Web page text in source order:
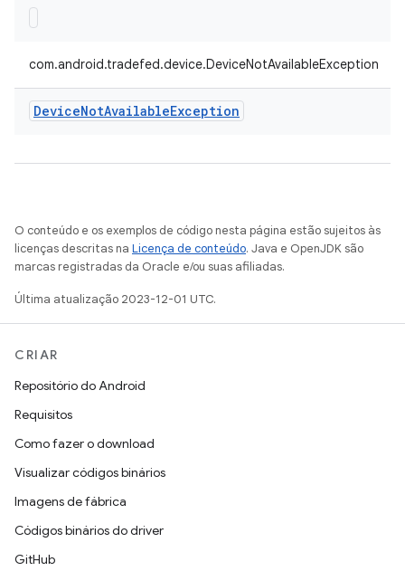
com.android.tradefed.device.DeviceNotAvailableException
DeviceNotAvailableException
O conteúdo e os exemplos de código nesta página estão sujeitos às
licenças descritas na Licença de conteúdo. Java e OpenJDK são
marcas registradas da Oracle e/ou suas afiliadas.
Última atualização 2023-12-01 UTC.
CRIAR
Repositório do Android
Requisitos
Como fazer o download
Visualizar códigos binários
Imagens de fábrica
Códigos binários do driver
GitHub